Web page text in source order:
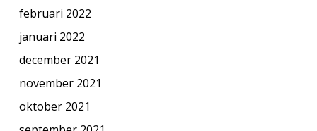
februari 2022
januari 2022
december 2021
november 2021
oktober 2021